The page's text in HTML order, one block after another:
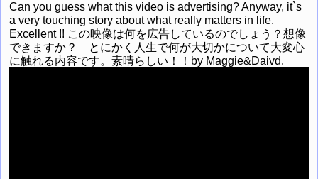
Can you guess what this video is advertising? Anyway, it`s
a very touching story about what really matters in life.
Excellent !! この映像は何を広告しているのでしょう？想像
できますか？ とにかく人生で何が大切かについて大変心
に触れる内容です。素晴らしい！！by Maggie&Daivd.